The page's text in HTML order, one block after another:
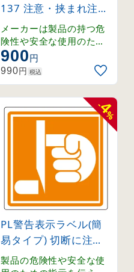
137 注意・挟まれ注意
小 (203137)
メーカーは製品の持つ危
険性や安全な使用のため
の指示に関わる正しい警
告を、ユーザーに提供す
る義務があり、その内容
て検討しなくてはなりま
せん。
900円
990円 税込
-
4
%
PL警告表示ラベル(簡
易タイプ) 切断に注意
中 (202014)
製品の危険性や安全な使